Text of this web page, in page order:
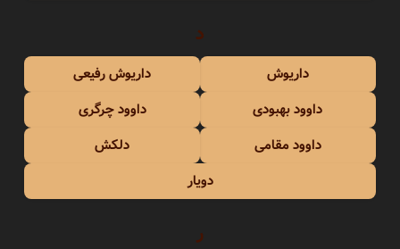
د
داریوش
داریوش رفیعی
داوود بهبودی
داوود چرگری
داوود مقامی
دلکش
دویار
ر